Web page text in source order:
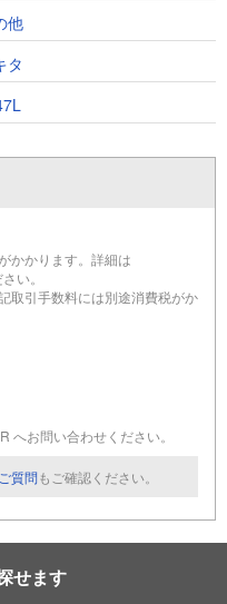
他
タ
かかります。詳細は
い。
取引手数料には別途消費税がか
へお問い合わせください。
質問もご確認ください。
せます